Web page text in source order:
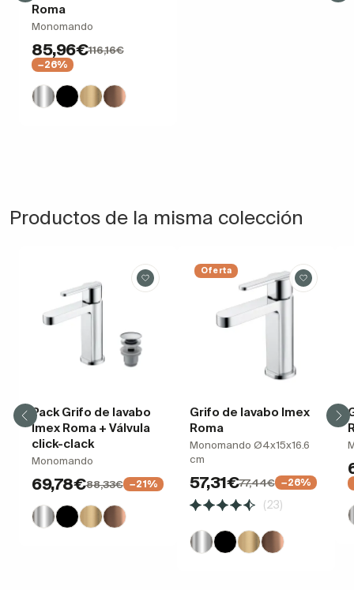
Roma
Monomando
85,96€116,16€
−26%
Productos de la misma colección
Pack Grifo de lavabo
Imex Roma + Válvula
click-clack
Monomando
69,78€88,33€ −21%
Oferta
Grifo de lavabo Imex
Roma
Monomando Ø4x15x16.6
cm
57,31€77,44€ −26%
(23)